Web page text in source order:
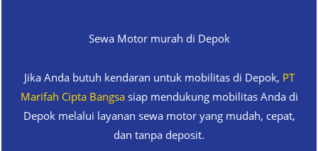
Sewa Motor murah di Depok
Jika Anda butuh kendaran untuk mobilitas di Depok, PT
Marifah Cipta Bangsasiap mendukung mobilitas Anda di
Depok melalui layanan sewa motor yang mudah, cepat,
dan tanpa deposit.